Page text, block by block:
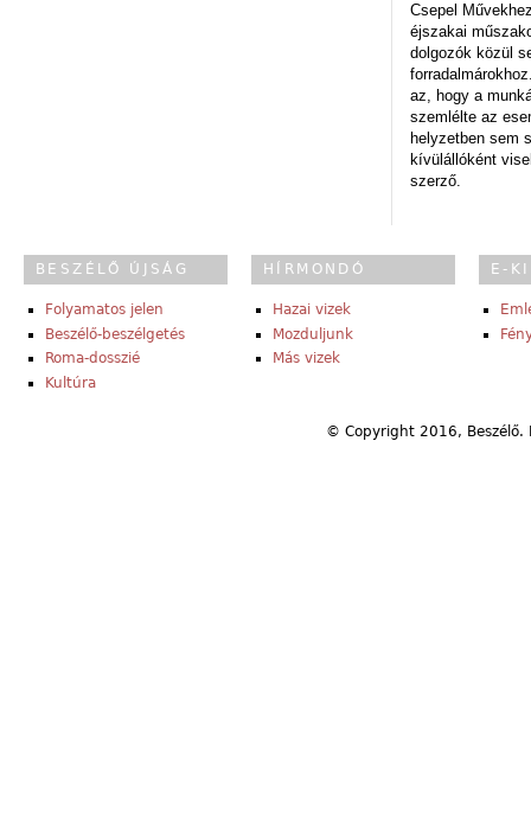
Csepel
éjszakai
dolgozók közül
az, hogy a
szemlélte az
helyzetben sem
kívülállóként
szerző.
BESZÉLŐ ÚJSÁG
Folyamatos jelen
Beszélő-beszélgetés
Roma-dosszié
Kultúra
HÍRMONDÓ
Hazai vizek
Mozduljunk
Más vizek
E-
© Copyright 2016,